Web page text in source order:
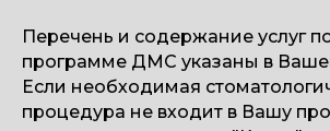
Перечень и содержание услуг
программе ДМС указаны в
Если необходимая
процедура не входит в Вашу